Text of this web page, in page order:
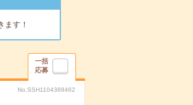
ます！
一括
応募
No.SSH1104389462